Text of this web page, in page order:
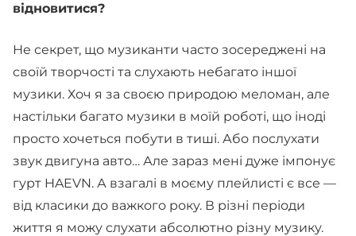
відновитися?
Не секрет, що музиканти часто зосереджені на
своїй творчості та слухають небагато іншої
музики. Хоч я за своєю природою меломан, але
настільки багато музики в моїй роботі, що іноді
просто хочеться побути в тиші. Або послухати
звук двигуна авто… Але зараз мені дуже імпонує
гурт HAEVN. А взагалі в моєму плейлисті є все —
від класики до важкого року. В різні періоди
життя я можу слухати абсолютно різну музику.